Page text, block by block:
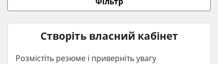
Створіть власний кабінет
Розмістіть резюме і приверніть увагу